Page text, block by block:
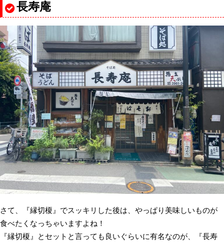
長寿庵
さて、『縁切榎』でスッキリした後は、やっぱり美味しいものが
食べたくなっちゃいますよね！
『縁切榎』とセットと言っても良いぐらいに有名なのが、『長寿